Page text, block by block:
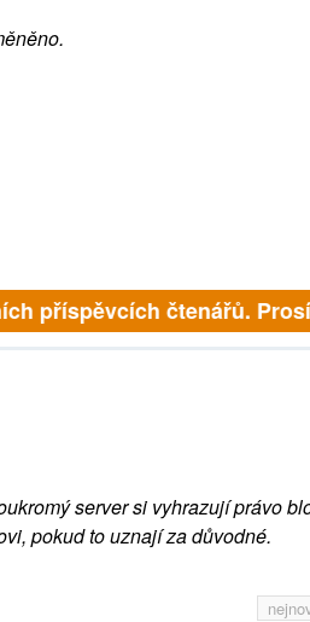
příspěvcích čtenářů.
server si vyhrazují právo
pokud to uznají za důvodné.